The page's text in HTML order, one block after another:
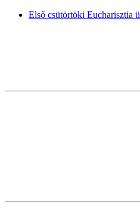
Első csütörtöki Eucharisztia